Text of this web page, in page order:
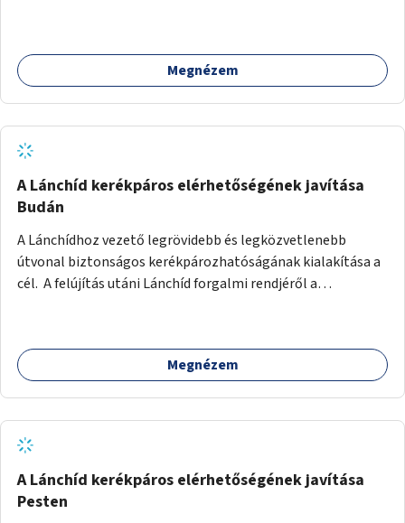
Megnézem
A Lánchíd kerékpáros elérhetőségének javítása
Budán
A Lánchídhoz vezető legrövidebb és legközvetlenebb
útvonal biztonságos kerékpározhatóságának kialakítása a
cél. A felújítás utáni Lánchíd forgalmi rendjéről a
megtörtént az első lépése annak, hogy a belváros
tengelyében is megerősödjön a Buda és Pest közötti
lehetővé kell tenni a kerékpárosbarát kialakítást. Legyen
biztonságosan kerékpározható az Alagút, a Mészáros utca
és a Márvány utca is!
Megnézem
A Lánchíd kerékpáros elérhetőségének javítása
Pesten